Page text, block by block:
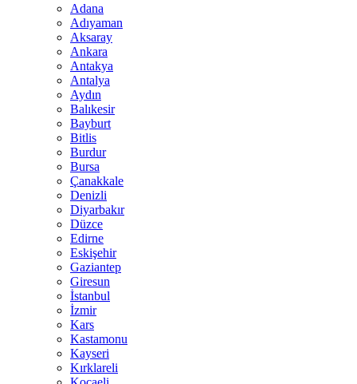
Adana
Adıyaman
Aksaray
Ankara
Antakya
Antalya
Aydın
Balıkesir
Bayburt
Bitlis
Burdur
Bursa
Çanakkale
Denizli
Diyarbakır
Düzce
Edirne
Eskişehir
Gaziantep
Giresun
İstanbul
İzmir
Kars
Kastamonu
Kayseri
Kırklareli